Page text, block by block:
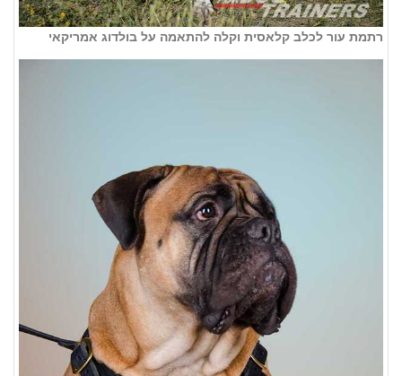
רתמת עור לכלב קלאסית וקלה להתאמה על בולדוג אמריקאי